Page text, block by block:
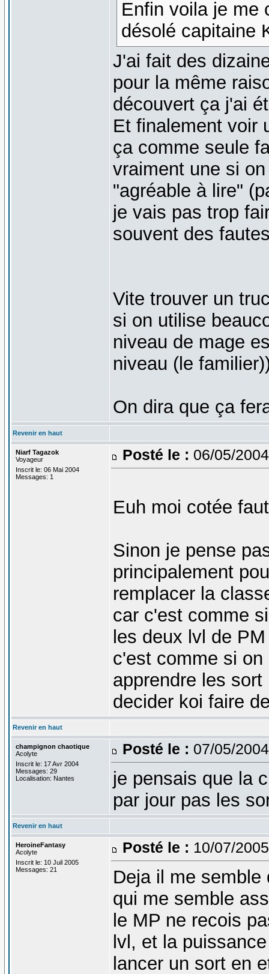
Enfin voila je me
désolé capitaine
J'ai fait des
pour la même
découvert ça j'ai
Et finalement voir
ça comme seule
vraiment une si
"agréable à lire"
je vais pas trop
souvent des
Vite trouver un
si on utilise
niveau de mage
niveau (le
On dira que ça
Revenir en haut
Niarf Tagazok
Voyageur
Inscrit le: 06 Mai 2004
Messages: 1
Posté le : 06/05/
Euh moi cotée
Sinon je pense
principalement
remplacer la
car c'est comme
les deux lvl de
c'est comme si
apprendre les
decider koi faire
Revenir en haut
champignon chaotique
Acolyte
Inscrit le: 17 Avr 2004
Messages: 29
Localisation: Nantes
Posté le : 07/05/
je pensais que la
par jour pas les
Revenir en haut
HeroineFantasy
Acolyte
Inscrit le: 10 Juil 2005
Messages: 21
Posté le : 10/07/
Deja il me semble
qui me semble
le MP ne recois
lvl, et la
lancer un sort en